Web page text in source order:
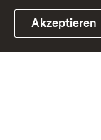
Akzeptieren